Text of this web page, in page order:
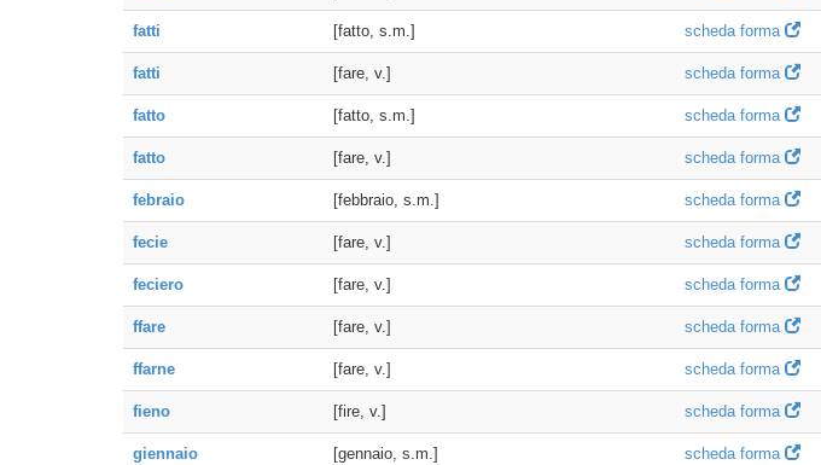
fatti [fatto, s.m.] scheda forma
fatti [fare, v.] scheda forma
fatto [fatto, s.m.] scheda forma
fatto [fare, v.] scheda forma
febraio [febbraio, s.m.] scheda forma
fecie [fare, v.] scheda forma
feciero [fare, v.] scheda forma
ffare [fare, v.] scheda forma
ffarne [fare, v.] scheda forma
fieno [fire, v.] scheda forma
giennaio [gennaio, s.m.] scheda forma